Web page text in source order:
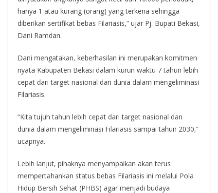
hanya 1 atau kurang (orang) yang terkena sehingga
diberikan sertifikat bebas Filariasis,” ujar Pj. Bupati Bekasi,
Dani Ramdan.
Dani mengatakan, keberhasilan ini merupakan komitmen
nyata Kabupaten Bekasi dalam kurun waktu 7 tahun lebih
cepat dari target nasional dan dunia dalam mengeliminasi
Filariasis.
“Kita tujuh tahun lebih cepat dari target nasional dan
dunia dalam mengeliminasi Filariasis sampai tahun 2030,”
ucapnya.
Lebih lanjut, pihaknya menyampaikan akan terus
mempertahankan status bebas Filariasis ini melalui Pola
Hidup Bersih Sehat (PHBS) agar menjadi budaya